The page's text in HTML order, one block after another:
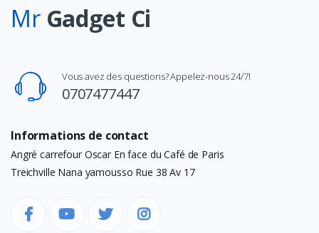
Mr Gadget Ci
Vous avez des questions? Appelez-nous 24/7!
0707477447
Informations de contact
Angré carrefour Oscar En face du Café de Paris
Treichville Nana yamousso Rue 38 Av 17